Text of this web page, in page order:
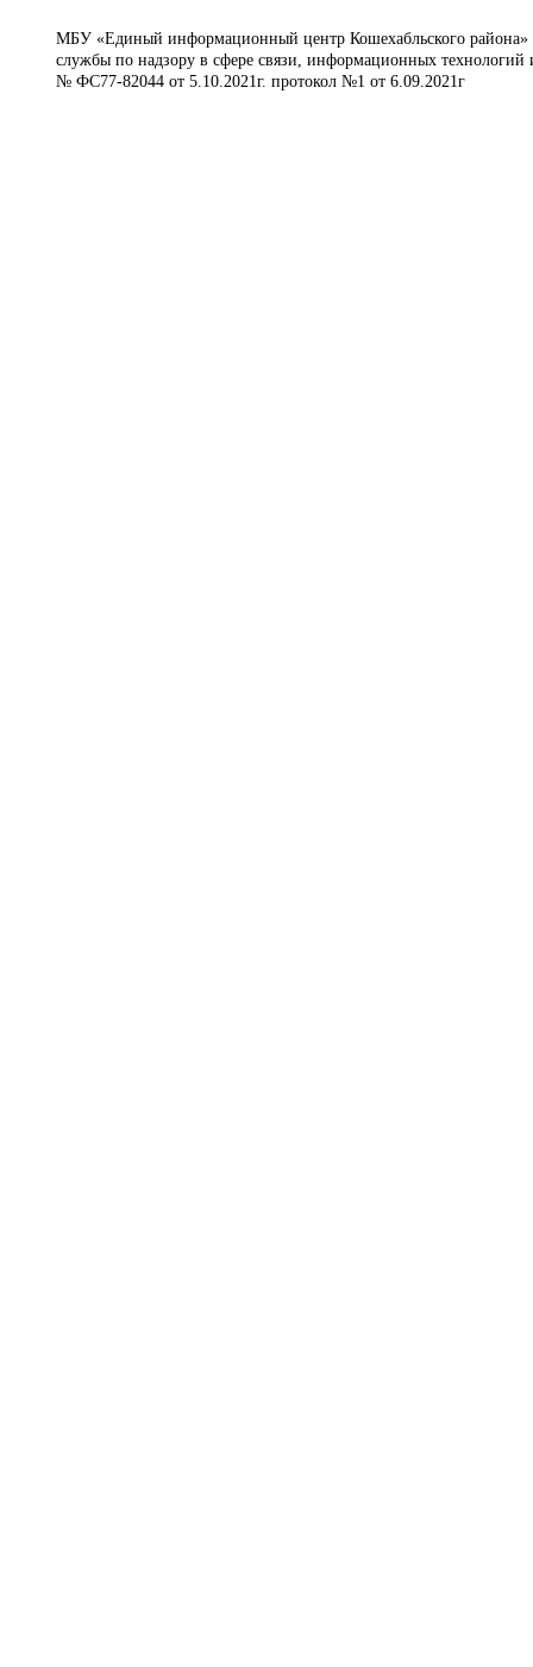
МБУ «Единый информационный центр Кошехабльского района»
службы по надзору в сфере связи, информационных
№ ФС77-82044 от 5.10.2021г. протокол №1 от 6.09.2021г